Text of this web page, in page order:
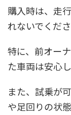
購入時は、走
れないでくださ
特に、前オー
た車両は安心
また、試乗が
や足回りの状